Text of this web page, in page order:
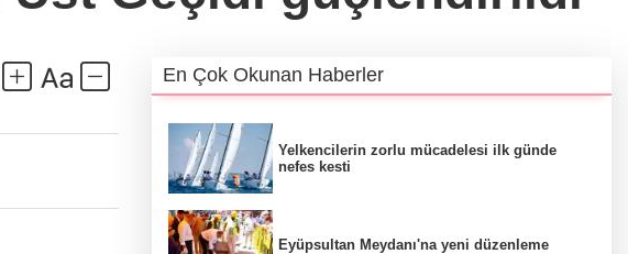
En Çok Okunan Haberler
Yelkencilerin zorlu mücadelesi ilk günde
nefes kesti
Eyüpsultan Meydanı'na yeni düzenleme